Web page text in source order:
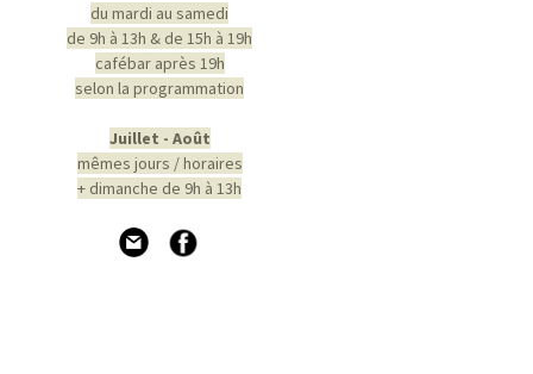
du mardi au samedi
de 9h à 13h & de 15h à 19h
cafébar après 19h
selon la programmation
Juillet - Août
mêmes jours / horaires
+ dimanche de 9h à 13h